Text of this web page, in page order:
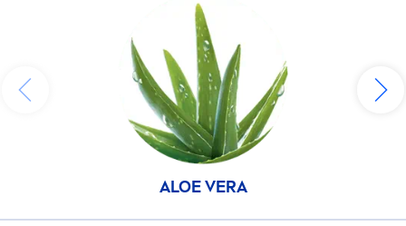
ALOE VERA